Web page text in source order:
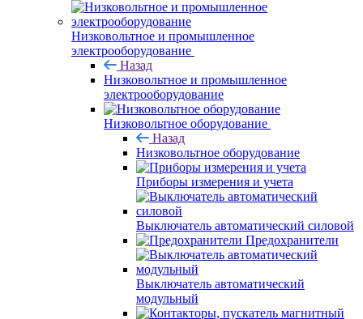
Низковольтное и промышленное
электрооборудование
Назад
Низковольтное и промышленное
электрооборудование
Низковольтное оборудование
Назад
Низковольтное оборудование
Приборы измерения и учета
Выключатель автоматический силовой
Предохранители
Выключатель автоматический
модульный